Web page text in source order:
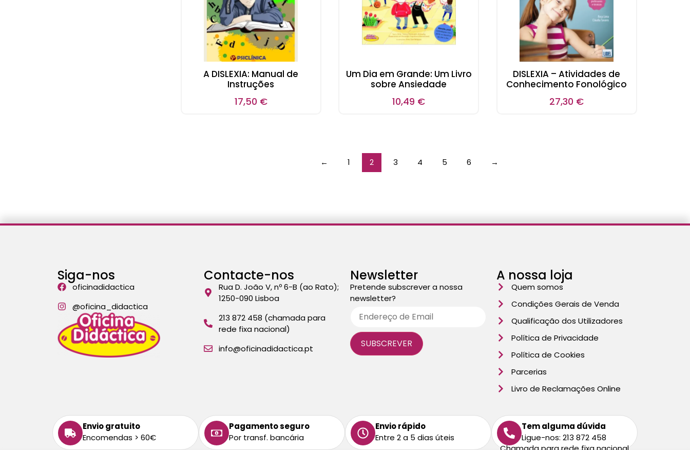
A DISLEXIA: Manual de
Instruções
17,50 €
Um Dia em Grande: Um Livro
sobre Ansiedade
10,49 €
DISLEXIA – Atividades de
Conhecimento Fonológico
27,30 €
← 1 2 3 4 5 6 →
Siga-nos
oficinadidactica
@oficina_didactica
Contacte-nos
Rua D. João V, nº 6-B (ao Rato);
1250-090 Lisboa
213 872 458 (chamada para
rede fixa nacional)
info@oficinadidactica.pt
Newsletter
Pretende subscrever a nossa
newsletter?
A nossa loja
Quem somos
Condições Gerais de Venda
Qualificação dos Utilizadores
Política de Privacidade
Política de Cookies
Parcerias
Livro de Reclamações Online
Envio gratuito
Encomendas > 60€
Pagamento seguro
Por transf. bancária
Envio rápido
Entre 2 a 5 dias úteis
Tem alguma dúvida
Ligue-nos: 213 872 458